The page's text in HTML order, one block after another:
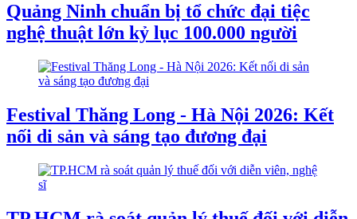
Quảng Ninh chuẩn bị tổ chức đại tiệc
nghệ thuật lớn kỷ lục 100.000 người
Festival Thăng Long - Hà Nội 2026: Kết
nối di sản và sáng tạo đương đại